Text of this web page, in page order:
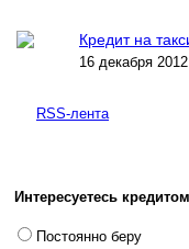
Кредит на
16 декабря
RSS-лента
Интересуетесь
Постоянно беру